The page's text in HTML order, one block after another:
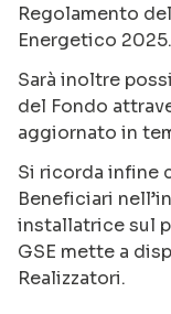
Regolamento
Energetico 2025.
Sarà inoltre
del Fondo
aggiornato in
Si ricorda infine
Beneficiari
installatrice sul
GSE mette a
Realizzatori.